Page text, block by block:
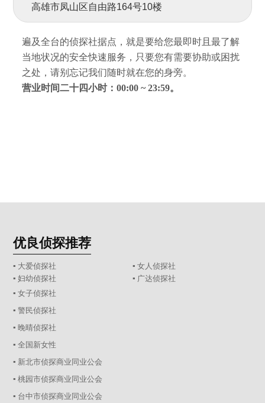
高雄市凤山区自由路164号10楼
遍及全台的侦探社据点，就是要给您最即时且最了解
当地状况的安全快速服务，只要您有需要协助或困扰
之处，请别忘记我们随时就在您的身旁。
营业时间二十四小时：00:00 ~ 23:59。
优良侦探推荐
▪ 大爱侦探社
▪ 女人侦探社
▪ 妇幼侦探社
▪ 广达侦探社
▪ 女子侦探社
▪ 警民侦探社
▪ 晚晴侦探社
▪ 全国新女性
▪ 新北市侦探商业同业公会
▪ 桃园市侦探商业同业公会
▪ 台中市侦探商业同业公会